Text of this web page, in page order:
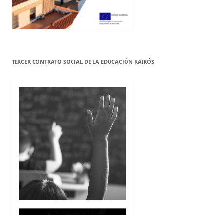
TERCER CONTRATO SOCIAL DE LA EDUCACIÓN KAIRÓS